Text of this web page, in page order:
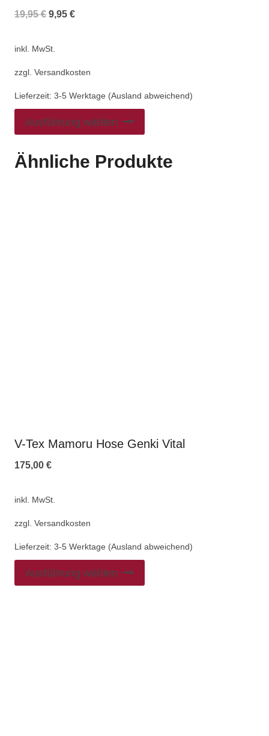
19,95€ 9,95 €
inkl. MwSt.
zzgl. Versandkosten
Lieferzeit: 3-5 Werktage (Ausland abweichend)
Ausführung wählen
Ähnliche Produkte
V-Tex Mamoru Hose Genki Vital
175,00 €
inkl. MwSt.
zzgl. Versandkosten
Lieferzeit: 3-5 Werktage (Ausland abweichend)
Ausführung wählen